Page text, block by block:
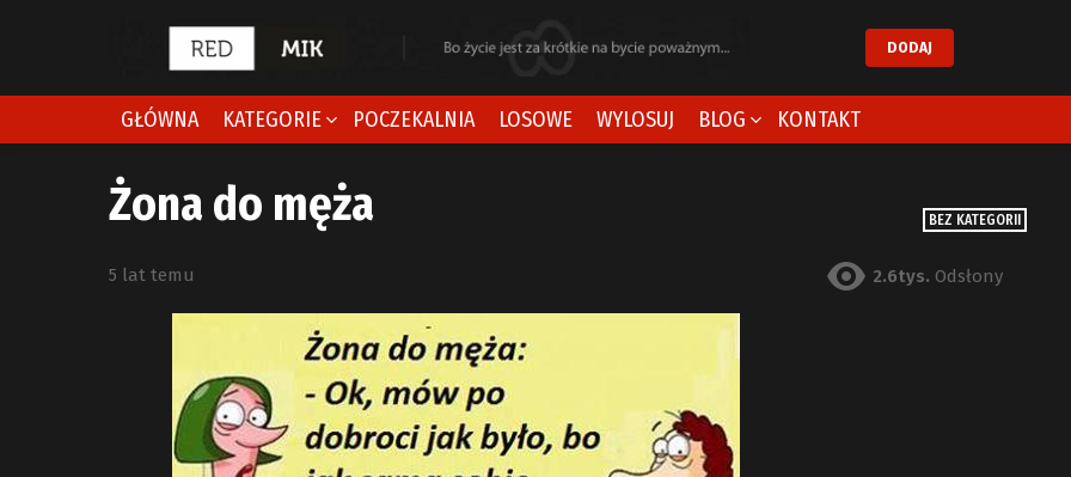
DODAJ
GŁÓWNA KATEGORIE POCZEKALNIA LOSOWE WYLOSUJ BLOG KONTAKT
BEZ KATEGORII
Żona do męża
5 lat temu 2.6tys. Odsłony